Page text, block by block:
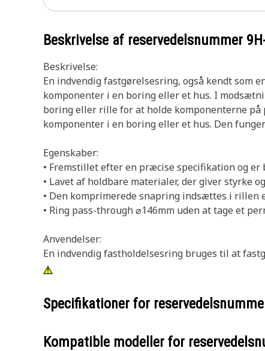
Beskrivelse af reservedelsnummer
Beskrivelse:
En indvendig fastgørelsesring, også kendt som
komponenter i en boring eller et hus. I
boring eller rille for at holde komponenterne
komponenter i en boring eller et hus. Den
Egenskaber:
• Fremstillet efter en præcise specifikation og
• Lavet af holdbare materialer, der giver styrke
• Den komprimerede snapring indsættes i rillen
• Ring pass-through ⌀146mm uden at tage et
Anvendelser:
En indvendig fastholdelsesring bruges til at
Specifikationer for
Kompatible modeller for